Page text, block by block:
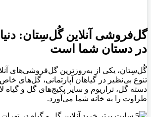
گل‌فروشی آنلاین گُل‌سِتان:
در دستان شما است
گُل‌سِتان، یکی از به‌روزترین گل‌فروشی‌های
تنوع بی‌نظیر در گیاهان آپارتمانی، گل‌های
دسته گل، تراریوم و سایر پکیج‌های گل و گیاه
طراوت را به خانه شما می‌آورد.